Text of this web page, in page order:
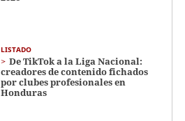
LISTADO
De TikTok a la Liga Nacional:
creadores de contenido fichados
por clubes profesionales en
Honduras